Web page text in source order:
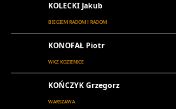
KOLECKI Jakub
BIEGIEM RADOM ! RADOM
KONOFAŁ Piotr
WKZ KOZIENICE
KOŃCZYK Grzegorz
WARSZAWA